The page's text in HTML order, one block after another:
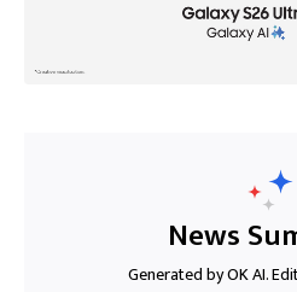
News
Generated by OK AI.